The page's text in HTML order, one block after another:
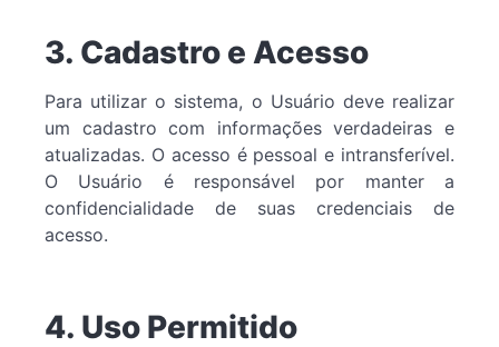
3. Cadastro e Acesso
Para utilizar o sistema, o Usuário deve realizar
um cadastro com informações verdadeiras e
atualizadas. O acesso é pessoal e intransferível.
O Usuário é responsável por manter a
confidencialidade de suas credenciais de
acesso.
4. Uso Permitido